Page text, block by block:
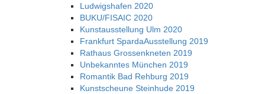
Ludwigshafen 2020
BUKU/FISAIC 2020
Kunstausstellung Ulm 2020
Frankfurt SpardaAusstellung 2019
Rathaus Grossenkneten 2019
Unbekanntes München 2019
Romantik Bad Rehburg 2019
Kunstscheune Steinhude 2019